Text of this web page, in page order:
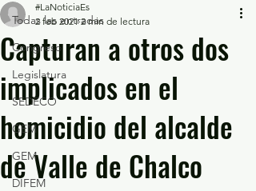
Todas las entradas
Congreso
Legislatura
SEDECO
GEM
GEM
DIFEM
Capturan a otros dos
implicados en el
homicidio del alcalde
de Valle de Chalco
#LaNoticiaEs
2 feb 2021 2 min de lectura